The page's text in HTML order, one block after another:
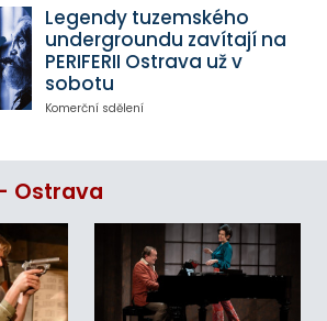
Legendy tuzemského
undergroundu zavítají na
PERIFERII Ostrava už v
sobotu
Komerční sdělení
Ostrava